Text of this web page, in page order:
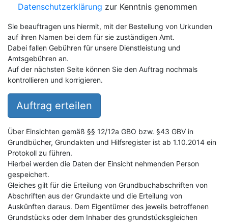
Datenschutzerklärung zur Kenntnis genommen
Sie beauftragen uns hiermit, mit der Bestellung von Urkunden
auf ihren Namen bei dem für sie zuständigen Amt.
Dabei fallen Gebühren für unsere Dienstleistung und
Amtsgebühren an.
Auf der nächsten Seite können Sie den Auftrag nochmals
kontrollieren und korrigieren.
Auftrag erteilen
Über Einsichten gemäß §§ 12/12a GBO bzw. §43 GBV in
Grundbücher, Grundakten und Hilfsregister ist ab 1.10.2014 ein
Protokoll zu führen.
Hierbei werden die Daten der Einsicht nehmenden Person
gespeichert.
Gleiches gilt für die Erteilung von Grundbuchabschriften von
Abschriften aus der Grundakte und die Erteilung von
Auskünften daraus. Dem Eigentümer des jeweils betroffenen
Grundstücks oder dem Inhaber des grundstücksgleichen